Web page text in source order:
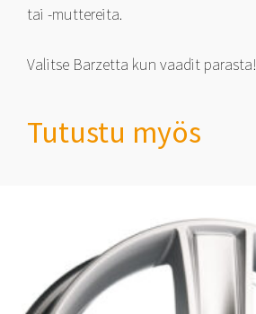
tai -muttereita.
Valitse Barzetta kun vaadit parasta!
Tutustu myös